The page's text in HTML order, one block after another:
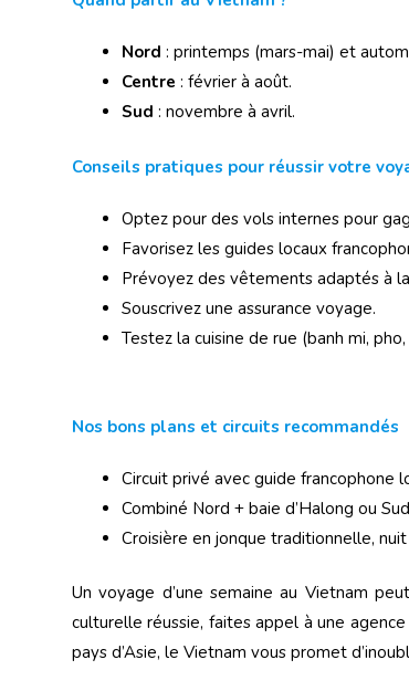
Nord : printemps (mars-mai) et
Centre : février à août.
Sud : novembre à avril.
Conseils pratiques pour réussir votre
Optez pour des vols internes pour
Favorisez les guides locaux
Prévoyez des vêtements adaptés à
Souscrivez une assurance voyage.
Testez la cuisine de rue (banh mi, pho,
Nos bons plans et circuits recommandés
Circuit privé avec guide francophone
Combiné Nord + baie d’Halong ou
Croisière en jonque traditionnelle, nuit
Un voyage d’une semaine au Vietnam
culturelle réussie, faites appel à une
pays d’Asie, le Vietnam vous promet